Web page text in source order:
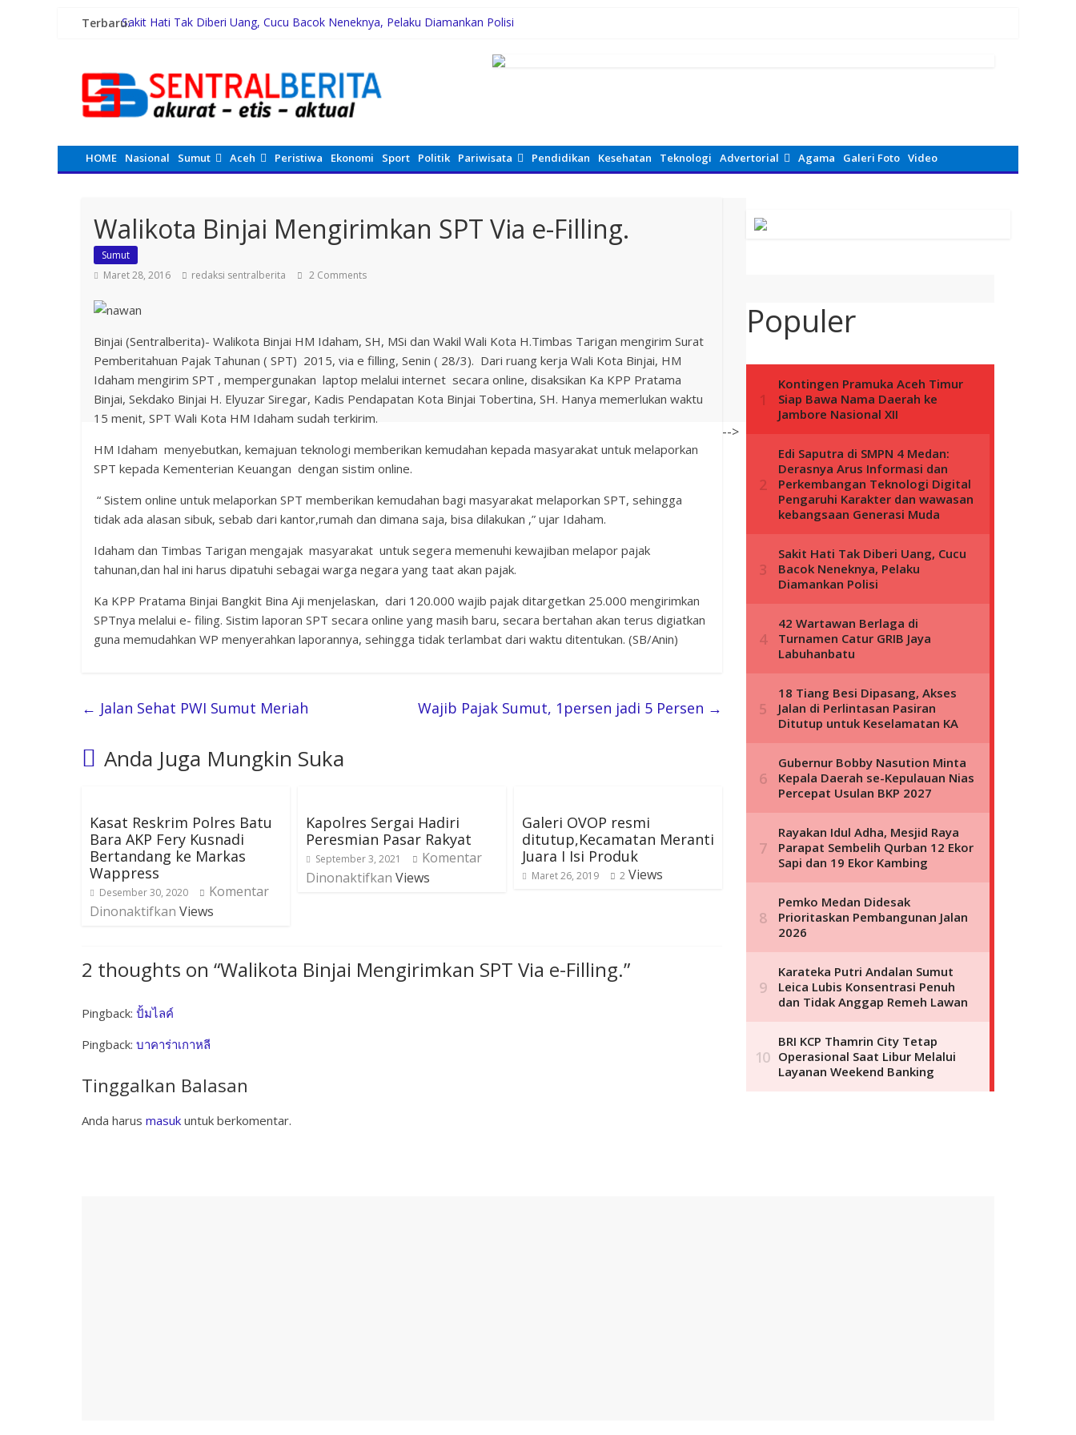
Terbaru:Sakit Hati Tak Diberi Uang, Cucu Bacok Neneknya, Pelaku Diamankan Polisi
PTPN Group melalui PTPN IV Regional VII Dukung Peningkatan Kompetensi Aparatur Perkebunan Lewat Pelatihan Avenza Maps di Way Kanan
42 Wartawan Berlaga di Turnamen Catur GRIB Jaya Labuhanbatu
HOME Nasional Sumut Aceh Peristiwa Ekonomi Sport Politik Pariwisata Pendidikan Kesehatan Teknologi Advertorial Agama Galeri Foto Video
Walikota Binjai Mengirimkan SPT Via e-Filling.
Sumut
Maret 28, 2016
redaksi sentralberita 2 Comments
Binjai (Sentralberita)- Walikota Binjai HM Idaham, SH, MSi dan Wakil Wali Kota H.Timbas Tarigan mengirim Surat
Pemberitahuan Pajak Tahunan ( SPT) 2015, via e filling, Senin ( 28/3). Dari ruang kerja Wali Kota Binjai, HM
Idaham mengirim SPT , mempergunakan laptop melalui internet secara online, disaksikan Ka KPP Pratama
Binjai, Sekdako Binjai H. Elyuzar Siregar, Kadis Pendapatan Kota Binjai Tobertina, SH. Hanya memerlukan waktu
15 menit, SPT Wali Kota HM Idaham sudah terkirim.
HM Idaham menyebutkan, kemajuan teknologi memberikan kemudahan kepada masyarakat untuk melaporkan
SPT kepada Kementerian Keuangan dengan sistim online.
“ Sistem online untuk melaporkan SPT memberikan kemudahan bagi masyarakat melaporkan SPT, sehingga
tidak ada alasan sibuk, sebab dari kantor,rumah dan dimana saja, bisa dilakukan ,” ujar Idaham.
Idaham dan Timbas Tarigan mengajak masyarakat untuk segera memenuhi kewajiban melapor pajak
tahunan,dan hal ini harus dipatuhi sebagai warga negara yang taat akan pajak.
Ka KPP Pratama Binjai Bangkit Bina Aji menjelaskan, dari 120.000 wajib pajak ditargetkan 25.000 mengirimkan
SPTnya melalui e- filing. Sistim laporan SPT secara online yang masih baru, secara bertahan akan terus digiatkan
guna memudahkan WP menyerahkan laporannya, sehingga tidak terlambat dari waktu ditentukan. (SB/Anin)
← Jalan Sehat PWI Sumut Meriah Wajib Pajak Sumut, 1persen jadi 5 Persen →
Anda Juga Mungkin Suka
Kasat Reskrim Polres Batu
Bara AKP Fery Kusnadi
Bertandang ke Markas
Wappress
Desember 30, 2020
Komentar
Dinonaktifkan Views
Kapolres Sergai Hadiri
Peresmian Pasar Rakyat
September 3, 2021
Komentar
Dinonaktifkan Views
Galeri OVOP resmi
ditutup,Kecamatan Meranti
Juara I Isi Produk
Maret 26, 2019 2 Views
2 thoughts on “Walikota Binjai Mengirimkan SPT Via e-Filling.”
Pingback: ปั้มไลค์
Pingback: บาคาร่าเกาหลี
Tinggalkan Balasan
Anda harus masuk untuk berkomentar.
Populer
-->